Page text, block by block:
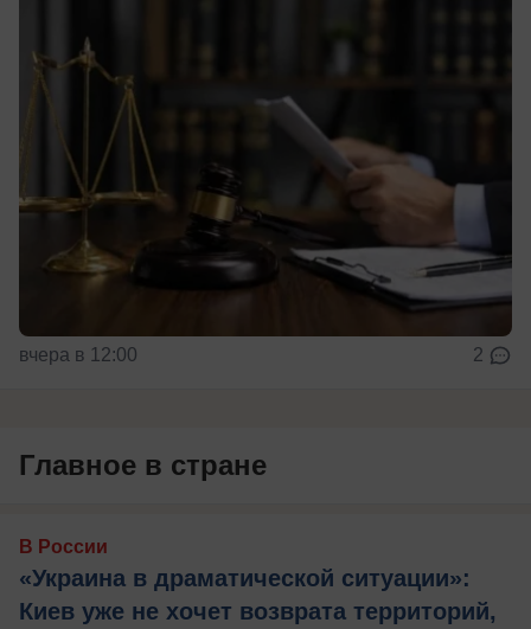
вчера в 12:00 2
Главное в стране
В России
«Украина в драматической ситуации»:
Киев уже не хочет возврата территорий,